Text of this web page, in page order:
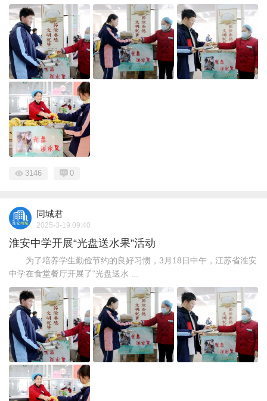
3146 0
同城君
2025-3-19 09:40
淮安中学开展“光盘送水果”活动
为了培养学生勤俭节约的良好习惯，3月18日中午，江苏省淮安
中学在食堂餐厅开展了“光盘送水 ...